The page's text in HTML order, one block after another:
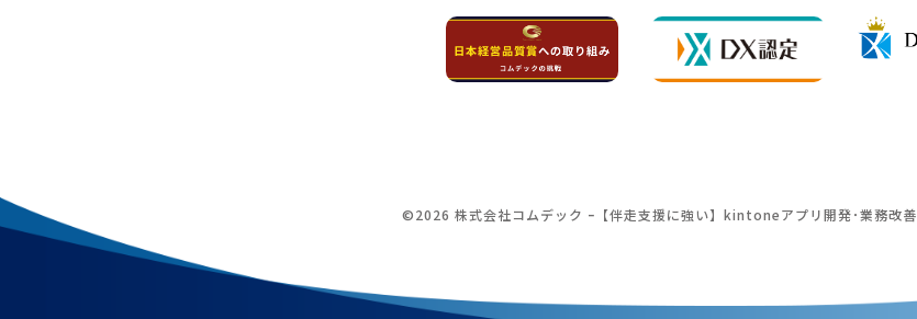
©2026 株式会社コムデック ｰ【伴走支援に強い】kintoneアプリ開発･業務改善